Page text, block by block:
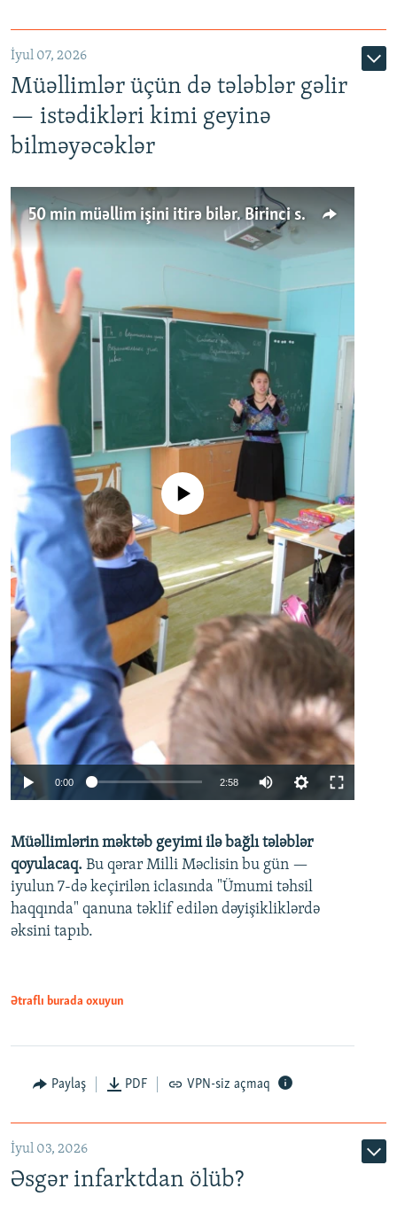
İyul 07, 2026
Müəllimlər üçün də tələblər gəlir
— istədikləri kimi geyinə
bilməyəcəklər
50 min müəllim işini itirə bilər. Birinci sinfə gedənlər azalır
Auto 240p 360p 480p
720p 1080p
No media source currently available
0:00 2:58
360p
480p
720p
Müəllimlərin məktəb geyimi ilə bağlı tələblər
qoyulacaq. Bu qərar Milli Məclisin bu gün —
iyulun 7-də keçirilən iclasında "Ümumi təhsil
haqqında" qanuna təklif edilən dəyişikliklərdə
əksini tapıb.
Ətraflı burada oxuyun
Paylaş PDF VPN-siz açmaq
İyul 03, 2026
Əsgər infarktdan ölüb?